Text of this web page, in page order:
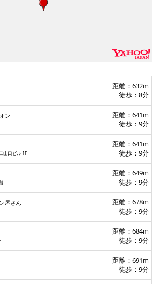
絵本とコー
スターバックスコーヒー JR奈良駅旧
距離：632m
徒歩：8分
ン
距離：641m
徒歩：9分
山口ビル 1F
距離：641m
徒歩：9分
距離：649m
徒歩：9分
屋さん
距離：678m
徒歩：9分
距離：684m
徒歩：9分
距離：691m
徒歩：9分